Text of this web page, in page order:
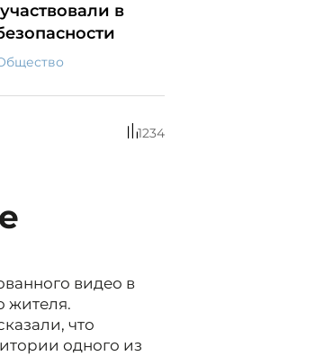
в
1234
видео в
жителя.
что
одного из